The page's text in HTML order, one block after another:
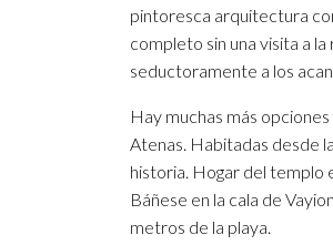
pintoresca arquitectura
completo sin una visita a
seductoramente a los
Hay muchas más
Atenas. Habitadas desde
historia. Hogar del templo
Báñese en la cala de
metros de la playa.